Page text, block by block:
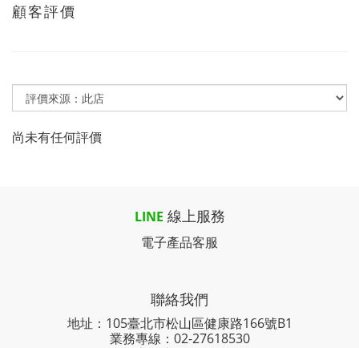
顧客評價
尚未有任何評價
LINE 線上服務
電子產品客服
聯絡我們
地址：105臺北市松山區健康路166號B1
業務專線： 02-27618530